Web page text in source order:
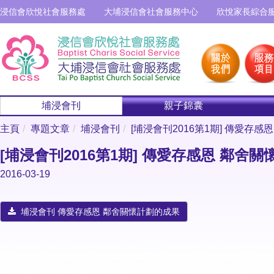
浸信會欣悅社會服務處 大埔浸信會社會服務中心 欣悅家長綜合
埔浸會刊 親子錦囊
主頁 專題文章 埔浸會刊 [埔浸會刊2016第1期] 傳愛存感
[埔浸會刊2016第1期] 傳愛存感恩 鄰舍關
2016-03-19
埔浸會刊 傳愛存感恩 鄰舍關懷計劃的成果